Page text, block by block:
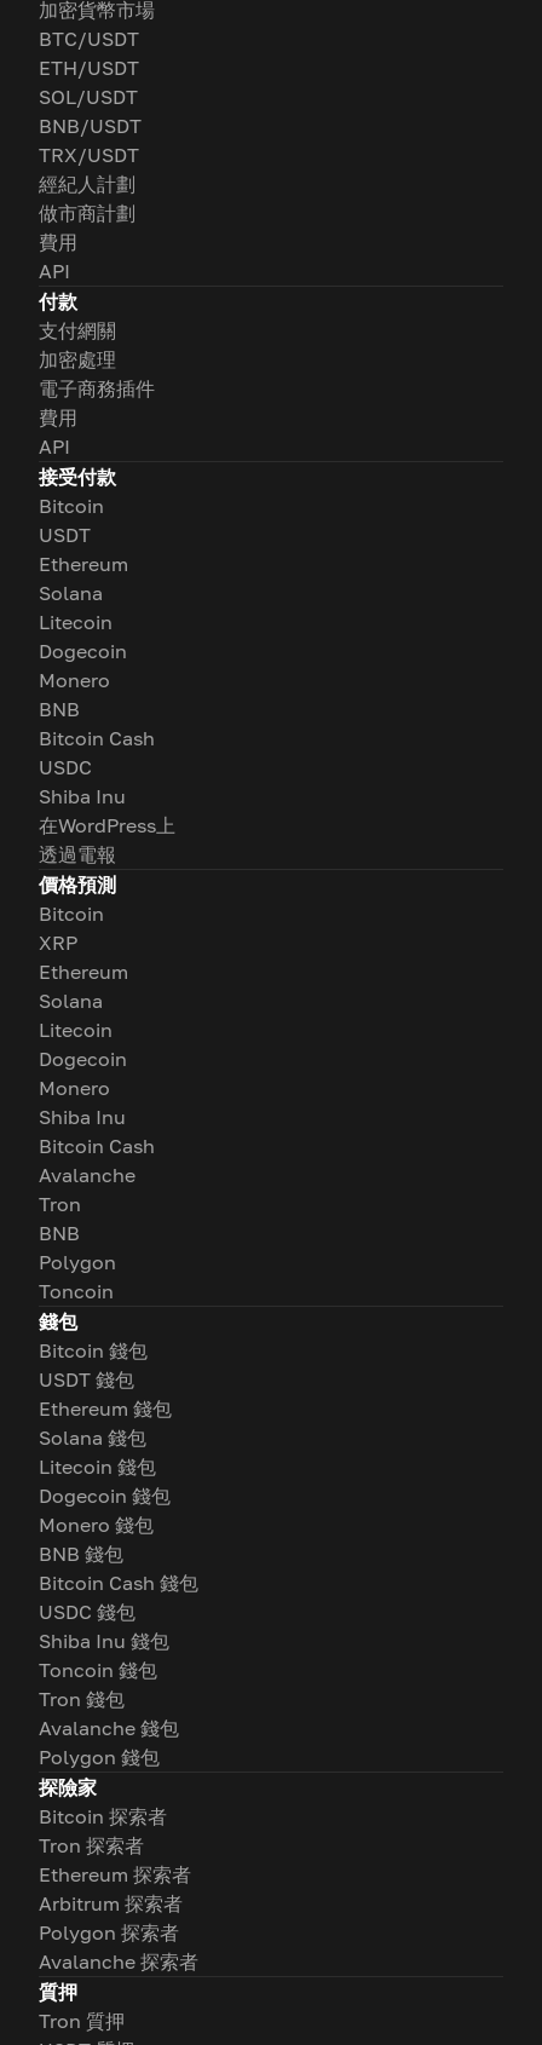
加密貨幣市場
BTC/USDT
ETH/USDT
SOL/USDT
BNB/USDT
TRX/USDT
經紀人計劃
做市商計劃
費用
API
付款
支付網關
加密處理
電子商務插件
費用
API
接受付款
Bitcoin
USDT
Ethereum
Solana
Litecoin
Dogecoin
Monero
BNB
Bitcoin Cash
USDC
Shiba Inu
在WordPress上
透過電報
價格預測
Bitcoin
XRP
Ethereum
Solana
Litecoin
Dogecoin
Monero
Shiba Inu
Bitcoin Cash
Avalanche
Tron
BNB
Polygon
Toncoin
錢包
Bitcoin 錢包
USDT 錢包
Ethereum 錢包
Solana 錢包
Litecoin 錢包
Dogecoin 錢包
Monero 錢包
BNB 錢包
Bitcoin Cash 錢包
USDC 錢包
Shiba Inu 錢包
Toncoin 錢包
Tron 錢包
Avalanche 錢包
Polygon 錢包
探險家
Bitcoin 探索者
Tron 探索者
Ethereum 探索者
Arbitrum 探索者
Polygon 探索者
Avalanche 探索者
質押
Tron 質押